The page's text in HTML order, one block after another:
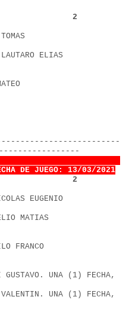
2
TOMAS
LAUTARO ELIAS
DIVISION
DE JUEGO: 13/03/2021
2
EUGENIO
ELIO MATIAS
UNA (1) FECHA,
UNA (1) FECHA,